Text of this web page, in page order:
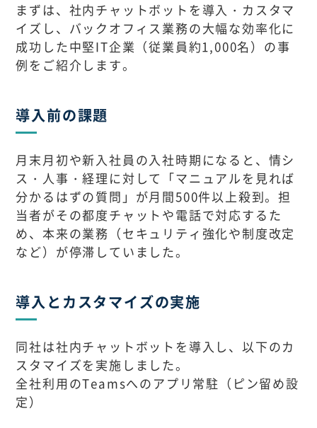
まずは、社内チャットボットを導入・カスタマ
イズし、バックオフィス業務の大幅な効率化に
成功した中堅IT企業（従業員約1,000名）の事
例をご紹介します。
導入前の課題
月末月初や新入社員の入社時期になると、情シ
ス・人事・経理に対して「マニュアルを見れば
分かるはずの質問」が月間500件以上殺到。担
当者がその都度チャットや電話で対応するた
め、本来の業務（セキュリティ強化や制度改定
など）が停滞していました。
導入とカスタマイズの実施
同社は社内チャットボットを導入し、以下のカ
スタマイズを実施しました。
全社利用のTeamsへのアプリ常駐（ピン留め設
定）